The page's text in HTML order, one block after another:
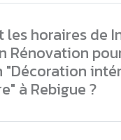
les horaires de
Rénovation
"Décoration
à Rebigue ?